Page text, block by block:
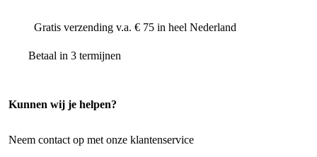
Gratis verzending v.a. € 75 in heel Nederland
Betaal in 3 termijnen
Kunnen wij je helpen?
Neem contact op met onze klantenservice